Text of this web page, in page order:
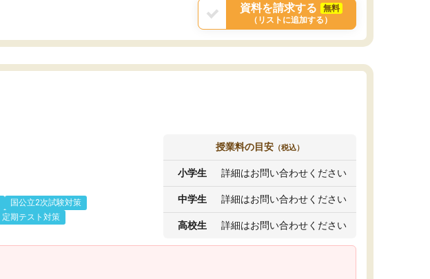
資料を請求する
無料
（リストに追加する）
国公立2次試験対策
定期テスト対策
授業料の目安 （税込）
小学生 詳細はお問い合わせください
中学生 詳細はお問い合わせください
高校生 詳細はお問い合わせください